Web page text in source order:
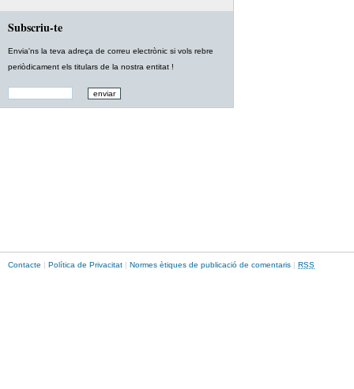
Subscriu-te
Envia'ns la teva adreça de correu electrònic si vols rebre
periòdicament els titulars de la nostra entitat !
Contacte | Política de Privacitat | Normes ètiques de publicació de comentaris | RSS